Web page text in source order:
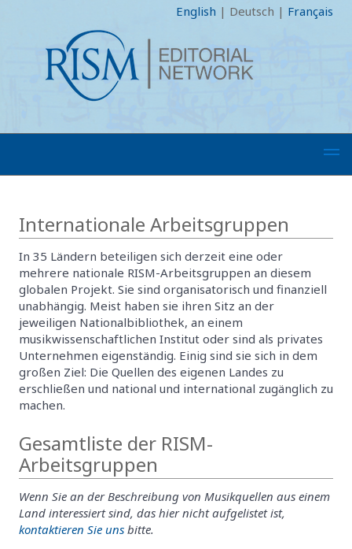
English | Deutsch | Français
Internationale Arbeitsgruppen
In 35 Ländern beteiligen sich derzeit eine oder
mehrere nationale RISM-Arbeitsgruppen an diesem
globalen Projekt. Sie sind organisatorisch und finanziell
unabhängig. Meist haben sie ihren Sitz an der
jeweiligen Nationalbibliothek, an einem
musikwissenschaftlichen Institut oder sind als privates
Unternehmen eigenständig. Einig sind sie sich in dem
großen Ziel: Die Quellen des eigenen Landes zu
erschließen und national und international zugänglich zu
machen.
Gesamtliste der RISM-
Arbeitsgruppen
Wenn Sie an der Beschreibung von Musikquellen aus einem
Land interessiert sind, das hier nicht aufgelistet ist,
kontaktieren Sie uns bitte.